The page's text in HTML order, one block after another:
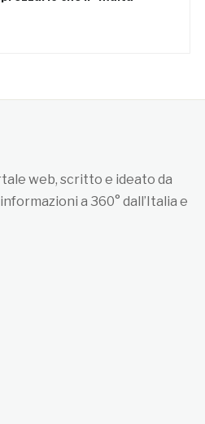
web, scritto e ideato da
a 360° dall’Italia e